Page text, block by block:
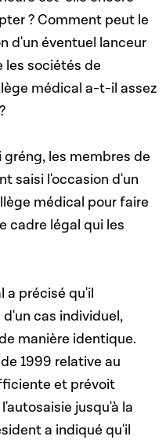
? Comment peut le
d'un éventuel lanceur
les sociétés de
médical a-t-il assez
les membres de
saisi l'occasion d'un
médical pour faire
cadre légal qui les
a précisé qu'il
cas individuel,
manière identique.
1999 relative au
et prévoit
jusqu'à la
a indiqué qu'il